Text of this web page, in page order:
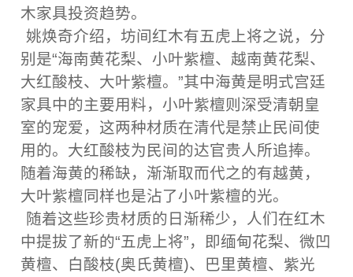
木家具投资趋势。
姚焕奇介绍，坊间红木有五虎上将之说，分
别是“海南黄花梨、小叶紫檀、越南黄花梨、
大红酸枝、大叶紫檀。”其中海黄是明式宫廷
家具中的主要用料，小叶紫檀则深受清朝皇
室的宠爱，这两种材质在清代是禁止民间使
用的。大红酸枝为民间的达官贵人所追捧。
随着海黄的稀缺，渐渐取而代之的有越黄，
大叶紫檀同样也是沾了小叶紫檀的光。
随着这些珍贵材质的日渐稀少，人们在红木
中提拔了新的“五虎上将”，即缅甸花梨、微凹
黄檀、白酸枝(奥氏黄檀)、巴里黄檀、紫光